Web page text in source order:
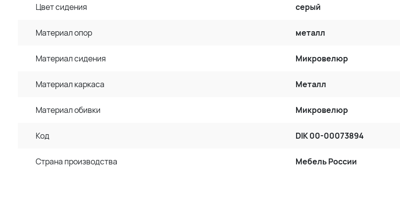
Цвет сидения серый
Материал опор металл
Материал сидения Микровелюр
Материал каркаса Металл
Материал обивки Микровелюр
Код DIK 00-00073894
Страна производства Мебель России